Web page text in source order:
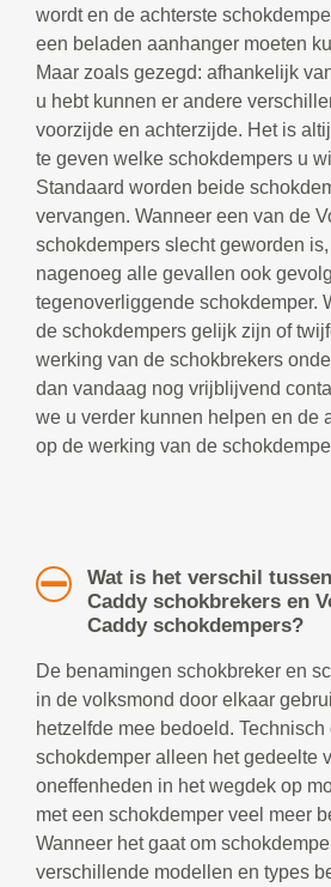
wordt en de achterste
een beladen aanhanger moeten
Maar zoals gezegd: afhankelijk
u hebt kunnen er andere
voorzijde en achterzijde. Het is
te geven welke schokdempers u
Standaard worden beide
vervangen. Wanneer een van de
schokdempers slecht geworden
nagenoeg alle gevallen ook
tegenoverliggende schokdemper.
de schokdempers gelijk zijn of
werking van de schokbrekers
dan vandaag nog vrijblijvend
we u verder kunnen helpen en de
op de werking van de
Wat is het verschil
Caddy schokbrekers en
Caddy schokdempers?
De benamingen schokbreker en
in de volksmond door elkaar
hetzelfde mee bedoeld.
schokdemper alleen het gedeelte
oneffenheden in het wegdek op
met een schokdemper veel meer
Wanneer het gaat om
verschillende modellen en types